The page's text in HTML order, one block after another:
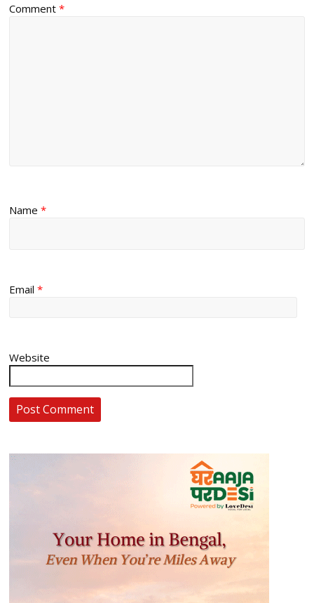
Comment*
Name*
Email*
Website